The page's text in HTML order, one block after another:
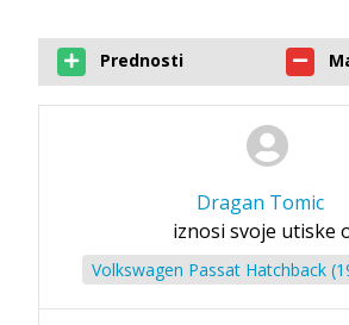
Prednosti
Dragan Tomic
iznosi svoje utiske
Volkswagen Passat Hatchback